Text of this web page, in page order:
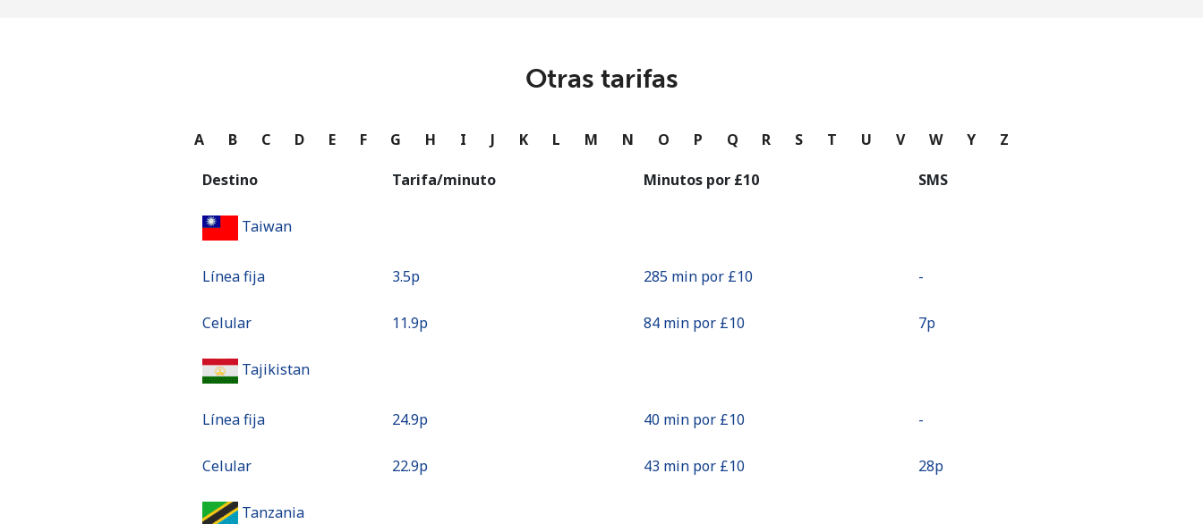
Continuar con
Otras tarifas
A B C D E F G H I J K L M N O P Q R S T U V W Y Z
Destino Tarifa/minuto Minutos por ⁦£10⁩ SMS
Taiwan
Línea fija ⁦3.5p⁩ 285 min por ⁦£10⁩ -
Celular ⁦11.9p⁩ 84 min por ⁦£10⁩ ⁦7p⁩
Tajikistan
Línea fija ⁦24.9p⁩ 40 min por ⁦£10⁩ -
Celular ⁦22.9p⁩ 43 min por ⁦£10⁩ ⁦28p⁩
Tanzania